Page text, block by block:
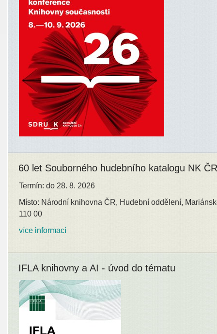
60 let Souborného hudebního katalogu NK ČR
Termín: do 28. 8. 2026
Místo: Národní knihovna ČR, Hudební oddělení,
110 00
více informací
IFLA knihovny a AI - úvod do tématu